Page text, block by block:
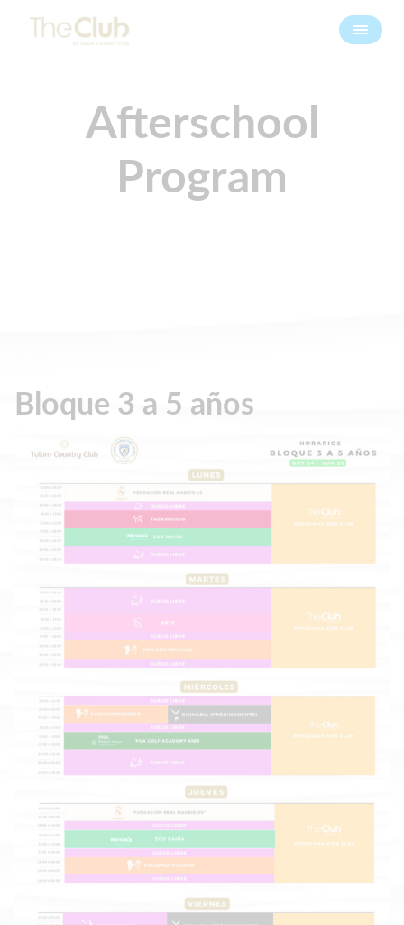
Afterschool
Program
Bloque 3 a 5 años